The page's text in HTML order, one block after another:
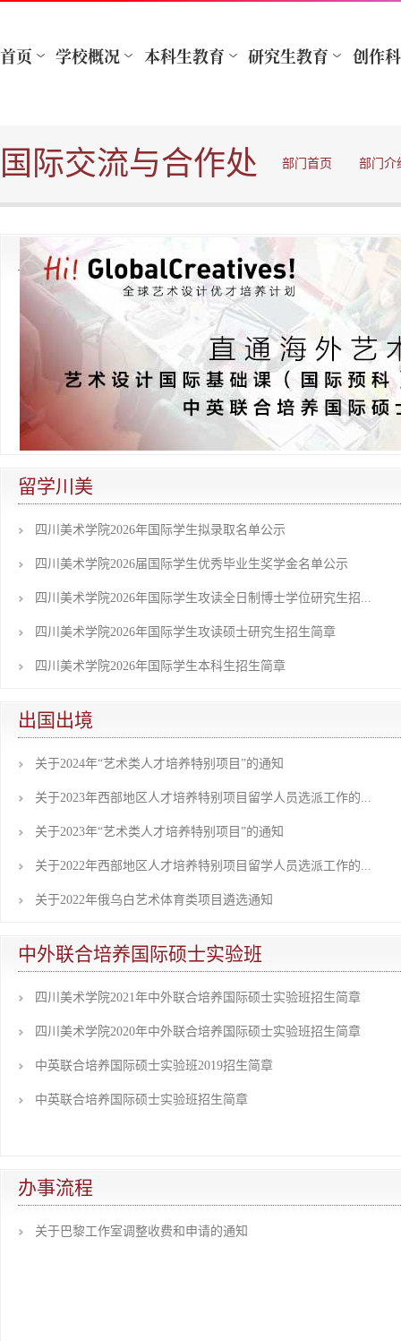
国际交流与合作处 部门首页 部门介
留学川美
四川美术学院2026年国际学生拟录取名单公示
四川美术学院2026届国际学生优秀毕业生奖学金名单公示
四川美术学院2026年国际学生攻读全日制博士学位研究生招...
四川美术学院2026年国际学生攻读硕士研究生招生简章
四川美术学院2026年国际学生本科生招生简章
出国出境
关于2024年“艺术类人才培养特别项目”的通知
关于2023年西部地区人才培养特别项目留学人员选派工作的...
关于2023年“艺术类人才培养特别项目”的通知
关于2022年西部地区人才培养特别项目留学人员选派工作的...
关于2022年俄乌白艺术体育类项目遴选通知
中外联合培养国际硕士实验班
四川美术学院2021年中外联合培养国际硕士实验班招生简章
四川美术学院2020年中外联合培养国际硕士实验班招生简章
中英联合培养国际硕士实验班2019招生简章
中英联合培养国际硕士实验班招生简章
办事流程
关于巴黎工作室调整收费和申请的通知